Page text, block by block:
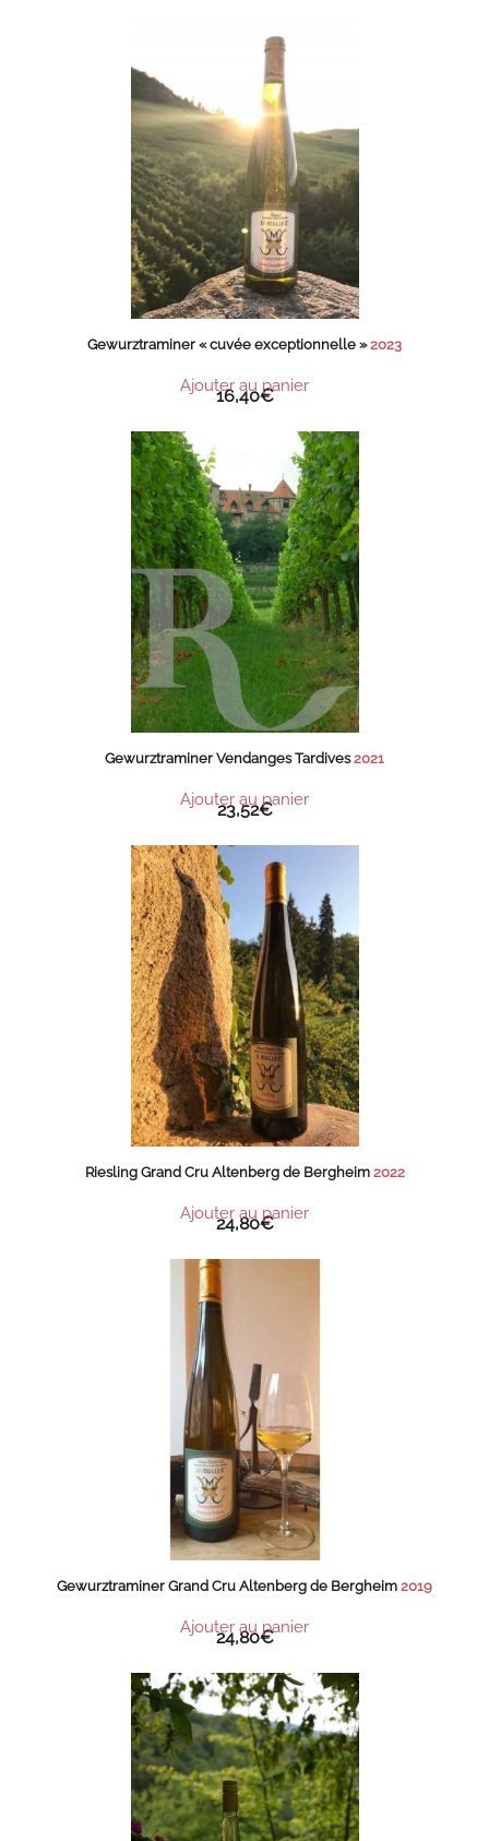
Gewurztraminer « cuvée exceptionnelle »2023
16,40€
Ajouter au panier
Gewurztraminer Vendanges Tardives2021
23,52€
Ajouter au panier
Riesling Grand Cru Altenberg de Bergheim 2022
24,80€
Ajouter au panier
Gewurztraminer Grand Cru Altenberg de Bergheim 2019
24,80€
Ajouter au panier